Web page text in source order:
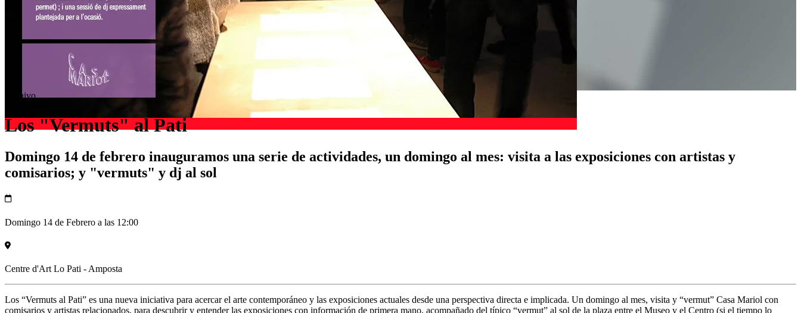
Archivo
Los "Vermuts" al Pati
Domingo 14 de febrero inauguramos una serie de actividades, un domingo al mes: visita a las exposiciones con artistas y
comisarios; y "vermuts" y dj al sol
Domingo 14 de Febrero a las 12:00
Centre d'Art Lo Pati - Amposta
Los “Vermuts al Pati” es una nueva iniciativa para acercar el arte contemporáneo y las exposiciones actuales desde una perspectiva directa e implicada. Un domingo al mes, visita y “vermut” Casa Mariol con
comisarios y artistas relacionados, para descubrir y entender las exposiciones con información de primera mano, acompañado del típico “vermut” al sol de la plaza entre el Museo y el Centro (si el tiempo lo